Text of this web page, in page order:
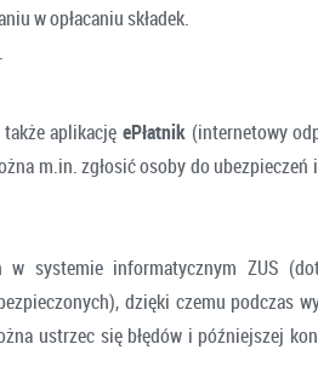
w opłacaniu składek.
aplikacjęePłatnik (internetowy
m.in. zgłosić osoby do ubezpieczeń
systemie informatycznym ZUS
dzięki czemu podczas
ustrzec się błędów i późniejszej